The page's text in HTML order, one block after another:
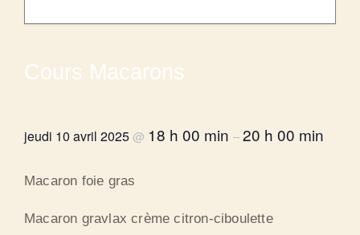
Cours Macarons
jeudi 10 avril 2025@ 18 h 00 min –20 h 00 min
Macaron foie gras
Macaron gravlax crème citron-ciboulette